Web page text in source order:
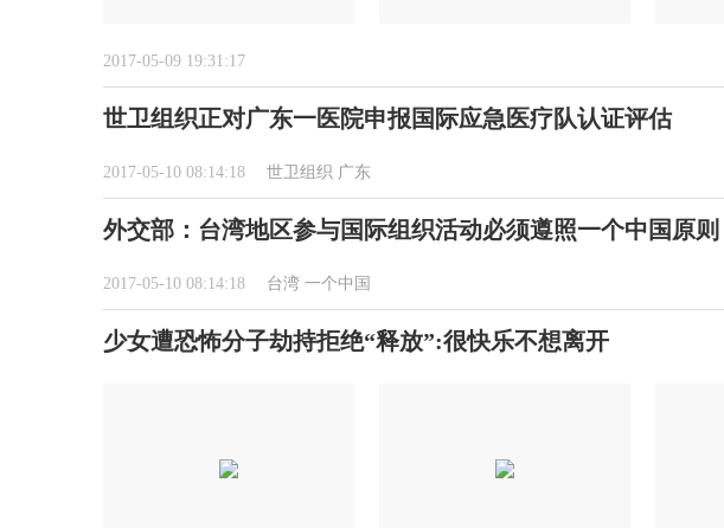
2017-05-09 19:31:17
世卫组织正对广东一医院申报国际应急医疗队认证评估
2017-05-10 08:14:18 世卫组织 广东
外交部：台湾地区参与国际组织活动必须遵照一个中国原则
2017-05-10 08:14:18 台湾 一个中国
少女遭恐怖分子劫持拒绝“释放”:很快乐不想离开